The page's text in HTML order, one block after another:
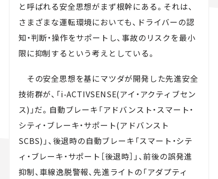
と呼ばれる安全思想がまず根幹にある。それは、
さまざまな運転環境においても、ドライバーの認
知・判断・操作をサポートし、事故のリスクを最小
限に抑制するという考えとしている。
その安全思想を基にマツダが開発した先進安全
技術群が、「i-ACTIVSENSE(アイ・アクティブセン
ス)」だ。自動ブレーキ「アドバンスト・スマート・
シティ・ブレーキ・サポート(アドバンスト
SCBS)」、後退時の自動ブレーキ「スマート・シテ
ィ・ブレーキ・サポート［後退時］」、前後の誤発進
抑制、車線逸脱警報、先進ライトの「アダプティ